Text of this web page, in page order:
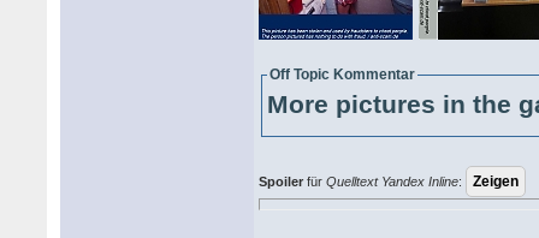
Off Topic Kommentar
More pictures in the
Spoiler fürQuelltext Yandex Inline: